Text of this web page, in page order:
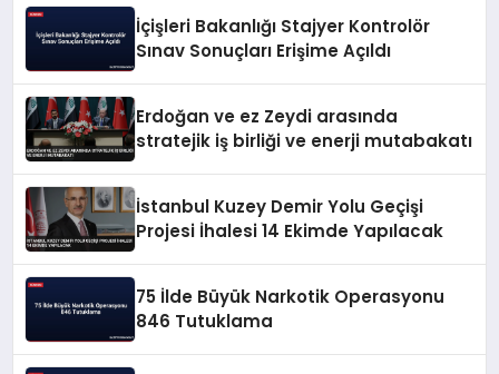
İçişleri Bakanlığı Stajyer Kontrolör
Sınav Sonuçları Erişime Açıldı
Erdoğan ve ez Zeydi arasında
stratejik iş birliği ve enerji mutabakatı
İstanbul Kuzey Demir Yolu Geçişi
Projesi İhalesi 14 Ekimde Yapılacak
75 İlde Büyük Narkotik Operasyonu
846 Tutuklama